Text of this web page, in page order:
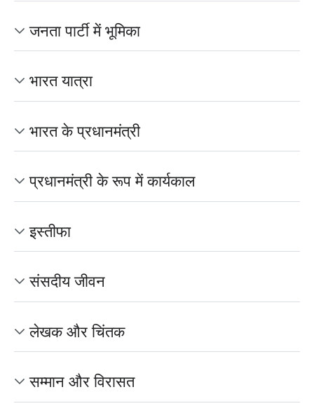
जनता पार्टी में भूमिका
भारत यात्रा
भारत के प्रधानमंत्री
प्रधानमंत्री के रूप में कार्यकाल
इस्तीफा
संसदीय जीवन
लेखक और चिंतक
सम्मान और विरासत